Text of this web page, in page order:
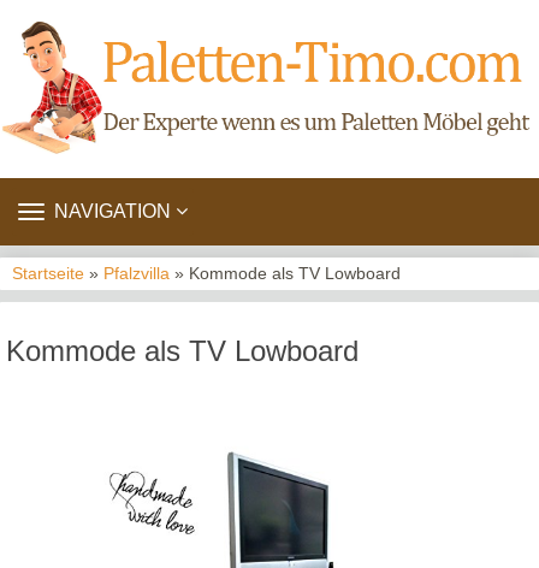
TOGGLE
NAVIGATION
Startseite » Pfalzvilla » Kommode als TV Lowboard
Kommode als TV Lowboard